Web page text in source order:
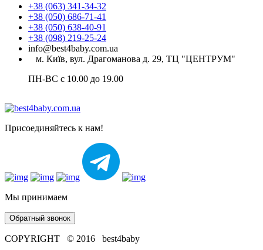
+38 (063) 341-34-32
+38 (050) 686-71-41
+38 (050) 638-40-91
+38 (098) 219-25-24
info@best4baby.com.ua
м. Київ, вул. Драгоманова д. 29, ТЦ "ЦЕНТРУМ"
ПН-ВС с 10.00 до 19.00
Присоединяйтесь к нам!
Мы принимаем
Обратный звонок
COPYRIGHT © 2016 best4baby